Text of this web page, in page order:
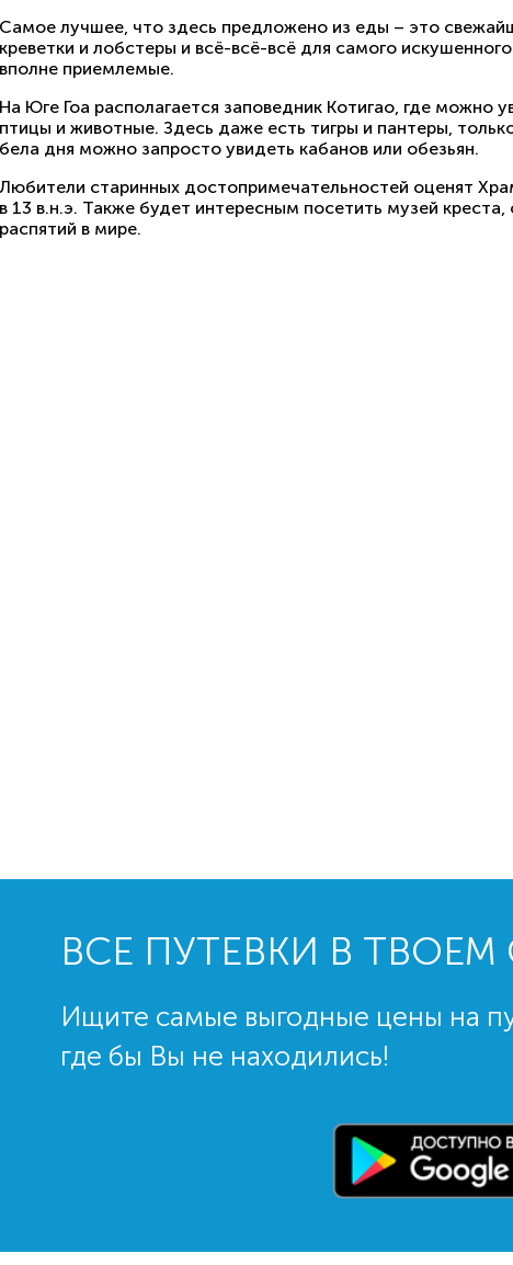
Самое лучшее, что здесь предложено из еды – это
креветки и лобстеры и всё-всё-всё для самого
вполне приемлемые.
На Юге Гоа располагается заповедник Котигао, где можно
птицы и животные. Здесь даже есть тигры и пантеры,
бела дня можно запросто увидеть кабанов или обезьян.
Любители старинных достопримечательностей оценят
в 13 в.н.э. Также будет интересным посетить музей
распятий в мире.
ВСЕ ПУТЕВКИ В
Ищите самые выгодные цены на
где бы Вы не находились!